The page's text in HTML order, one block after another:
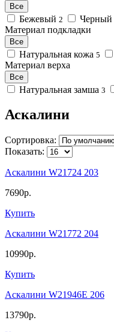
Все
Бежевый 2 Черный
Материал подкладки
Все
Натуральная кожа 5
Материал верха
Все
Натуральная замша 3
Аскалини
Сортировка:
Показать:
Аскалини W21724 203
7690р.
Купить
Аскалини W21772 204
10990р.
Купить
Аскалини W21946E 206
13790р.